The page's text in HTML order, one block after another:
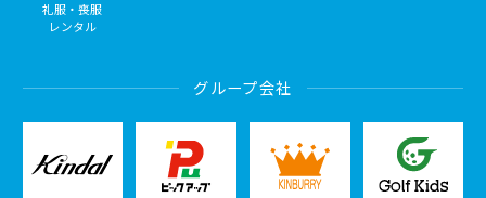
礼服・喪服
レンタル
グループ会社